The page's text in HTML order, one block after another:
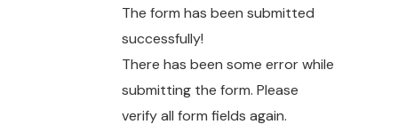
The form has been submitted
successfully!
There has been some error while
submitting the form. Please
verify all form fields again.